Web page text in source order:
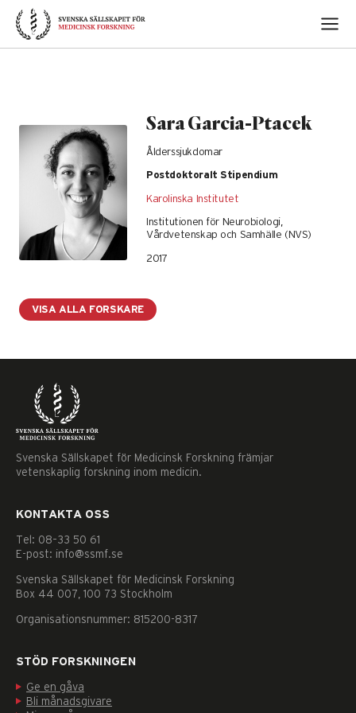
Skip
content
Sara Garcia-Ptacek
Ålderssjukdomar
Postdoktoralt Stipendium
Karolinska Institutet
Institutionen för Neurobiologi,
Vårdvetenskap och Samhälle (NVS)
2017
VISA ALLA FORSKARE
Svenska Sällskapet för Medicinsk Forskning främjar
vetenskaplig forskning inom medicin.
KONTAKTA OSS
Tel: 08–33 50 61
E-post: info@ssmf.se
Svenska Sällskapet för Medicinsk Forskning
Box 44 007, 100 73 Stockholm
Organisationsnummer: 815200-8317
STÖD FORSKNINGEN
Ge en gåva
Bli månadsgivare
Nödvändiga